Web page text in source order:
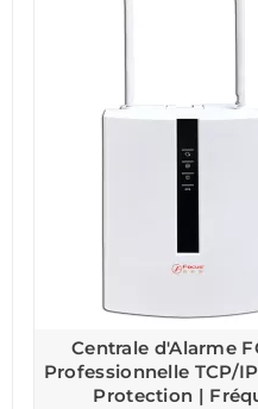
Centrale d'Alarme
Professionnelle TCP/
Protection |